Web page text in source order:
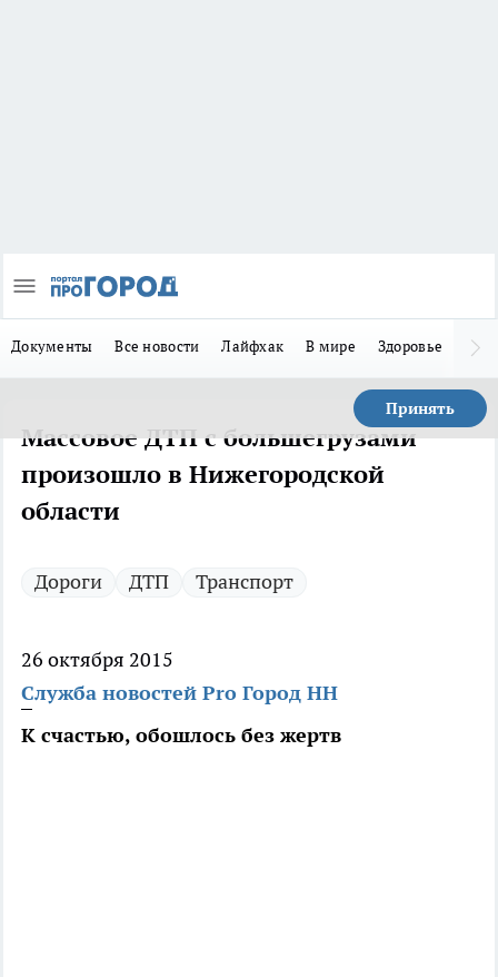
Документы Все новости Лайфхак В мире Здоровье
Принять
Массовое ДТП с большегрузами
произошло в Нижегородской
области
Дороги ДТП Транспорт
26 октября 2015
Служба новостей Pro Город НН
К счастью, обошлось без жертв